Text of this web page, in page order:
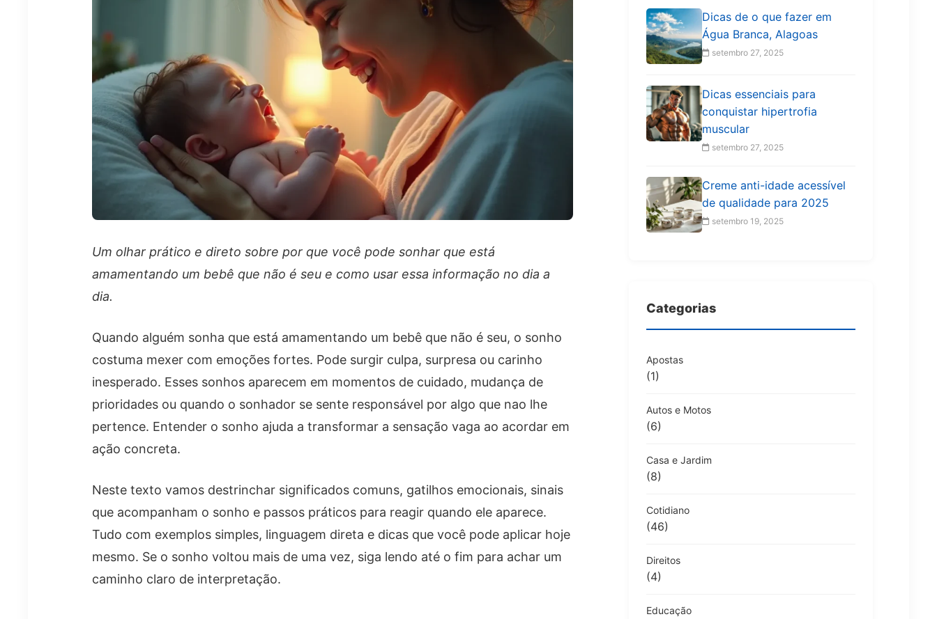
Um olhar prático e direto sobre por que você pode sonhar que está
amamentando um bebê que não é seu e como usar essa informação no dia a
dia.
Quando alguém sonha que está amamentando um bebê que não é seu, o sonho
costuma mexer com emoções fortes. Pode surgir culpa, surpresa ou carinho
inesperado. Esses sonhos aparecem em momentos de cuidado, mudança de
prioridades ou quando o sonhador se sente responsável por algo que nao lhe
pertence. Entender o sonho ajuda a transformar a sensação vaga ao acordar em
ação concreta.
Neste texto vamos destrinchar significados comuns, gatilhos emocionais, sinais
que acompanham o sonho e passos práticos para reagir quando ele aparece.
Tudo com exemplos simples, linguagem direta e dicas que você pode aplicar hoje
mesmo. Se o sonho voltou mais de uma vez, siga lendo até o fim para achar um
caminho claro de interpretação.
Dicas de o que fazer em
Água Branca, Alagoas
setembro 27, 2025
Dicas essenciais para
conquistar hipertrofia
muscular
setembro 27, 2025
Creme anti-idade acessível
de qualidade para 2025
setembro 19, 2025
Categorias
Apostas
(1)
Autos e Motos
(6)
Casa e Jardim
(8)
Cotidiano
(46)
Direitos
(4)
Educação